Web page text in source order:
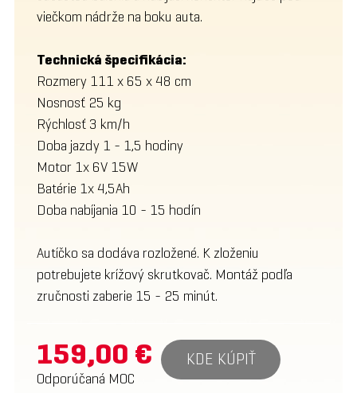
viečkom nádrže na boku auta.
Technická špecifikácia:
Rozmery 111 x 65 x 48 cm
Nosnosť 25 kg
Rýchlosť 3 km/h
Doba jazdy 1 - 1,5 hodiny
Motor 1x 6V 15W
Batérie 1x 4,5Ah
Doba nabíjania 10 - 15 hodín
Autíčko sa dodáva rozložené. K zloženiu
potrebujete krížový skrutkovač. Montáž podľa
zručnosti zaberie 15 - 25 minút.
159,00 €
Odporúčaná MOC
KDE KÚPIŤ